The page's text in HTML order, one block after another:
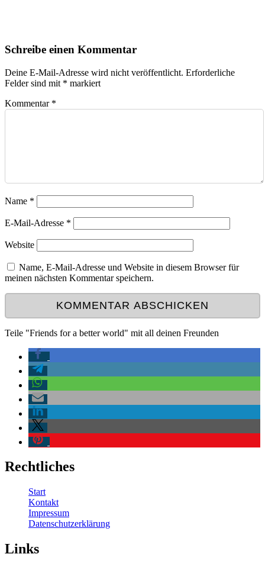
Schreibe einen Kommentar
Deine E-Mail-Adresse wird nicht veröffentlicht. Erforderliche
Felder sind mit * markiert
Kommentar *
Name *
E-Mail-Adresse *
Website
Name, E-Mail-Adresse und Website in diesem Browser für
meinen nächsten Kommentar speichern.
Teile "Friends for a better world" mit all deinen Freunden
Rechtliches
Start
Kontakt
Impressum
Datenschutzerklärung
Links